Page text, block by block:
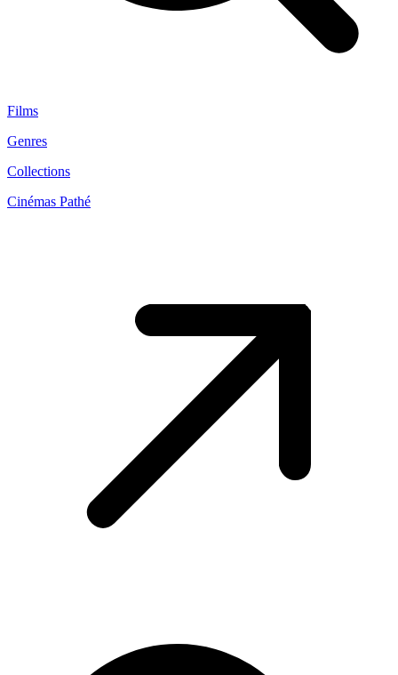
Films
Genres
Collections
Cinémas Pathé